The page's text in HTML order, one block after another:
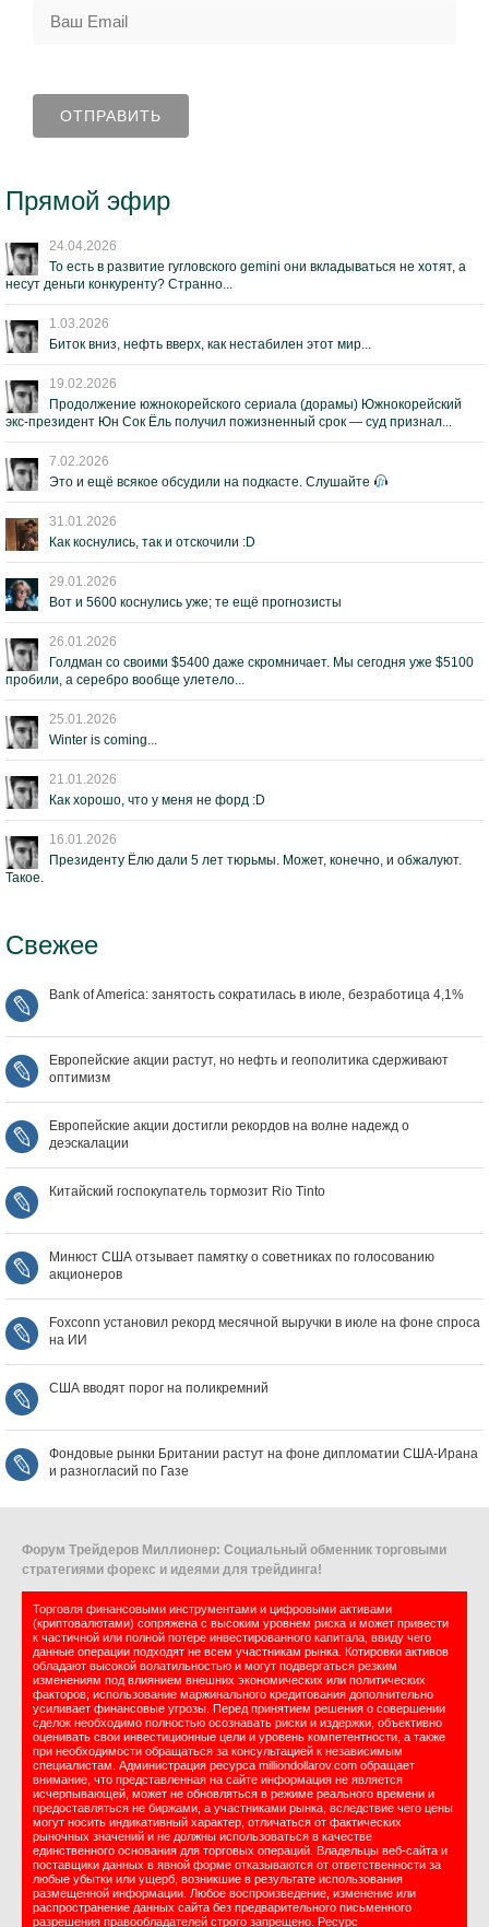
Прямой эфир
24.04.2026
То есть в развитие гугловского gemini они вкладываться не хотят, а
несут деньги конкуренту? Странно...
1.03.2026
Биток вниз, нефть вверх, как нестабилен этот мир...
19.02.2026
Продолжение южнокорейского сериала (дорамы) Южнокорейский
экс-президент Юн Сок Ёль получил пожизненный срок — суд признал...
7.02.2026
Это и ещё всякое обсудили на подкасте. Слушайте
31.01.2026
Как коснулись, так и отскочили :D
29.01.2026
Вот и 5600 коснулись уже; те ещё прогнозисты
26.01.2026
Голдман со своими $5400 даже скромничает. Мы сегодня уже $5100
пробили, а серебро вообще улетело...
25.01.2026
Winter is coming...
21.01.2026
Как хорошо, что у меня не форд :D
16.01.2026
Президенту Ёлю дали 5 лет тюрьмы. Может, конечно, и обжалуют.
Такое.
Свежее
Bank of America: занятость сократилась в июле, безработица 4,1%
Европейские акции растут, но нефть и геополитика сдерживают
оптимизм
Европейские акции достигли рекордов на волне надежд о
деэскалации
Китайский госпокупатель тормозит Rio Tinto
Минюст США отзывает памятку о советниках по голосованию
акционеров
Foxconn установил рекорд месячной выручки в июле на фоне спроса
на ИИ
США вводят порог на поликремний
Фондовые рынки Британии растут на фоне дипломатии США‑Ирана
и разногласий по Газе
Форум Трейдеров Миллионер: Социальный обменник торговыми
стратегиями форекс и идеями для трейдинга!
Торговля финансовыми инструментами и цифровыми активами
(криптовалютами) сопряжена с высоким уровнем риска и может привести
к частичной или полной потере инвестированного капитала, ввиду чего
данные операции подходят не всем участникам рынка. Котировки активов
обладают высокой волатильностью и могут подвергаться резким
изменениям под влиянием внешних экономических или политических
факторов; использование маржинального кредитования дополнительно
усиливает финансовые угрозы. Перед принятием решения о совершении
сделок необходимо полностью осознавать риски и издержки, объективно
оценивать свои инвестиционные цели и уровень компетентности, а также
при необходимости обращаться за консультацией к независимым
специалистам. Администрация ресурса milliondollarov.com обращает
внимание, что представленная на сайте информация не является
исчерпывающей, может не обновляться в режиме реального времени и
предоставляться не биржами, а участниками рынка, вследствие чего цены
могут носить индикативный характер, отличаться от фактических
рыночных значений и не должны использоваться в качестве
единственного основания для торговых операций. Владельцы веб-сайта и
поставщики данных в явной форме отказываются от ответственности за
любые убытки или ущерб, возникшие в результате использования
размещенной информации. Любое воспроизведение, изменение или
распространение данных сайта без предварительного письменного
разрешения правообладателей строго запрещено. Ресурс